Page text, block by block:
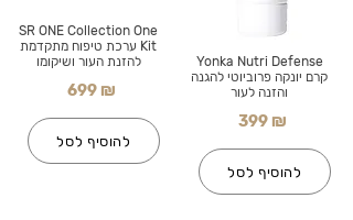
SR ONE Collection One
Kit ערכת טיפוח מתקדמת
להזנת העור ושיקומו
699 ₪
להוסיף לסל
Yonka Nutri Defense
קרם יונקה פרוביוטי להגנה
והזנה לעור
399 ₪
להוסיף לסל